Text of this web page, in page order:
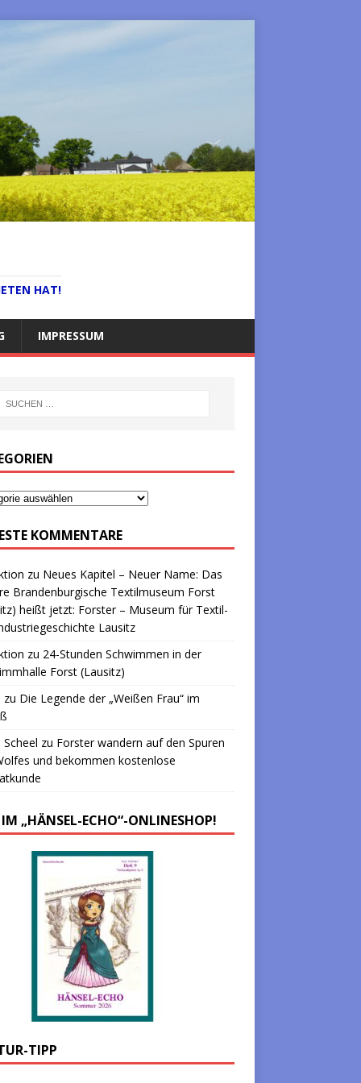
HAT!
IMPRESSUM
KOMMENTARE
zu Neues Kapitel – Neuer Name: Das
Brandenburgische Textilmuseum Forst
heißt jetzt: Forster – Museum für Textil-
Lausitz
zu 24-Stunden Schwimmen in der
Forst (Lausitz)
zu Die Legende der „Weißen Frau“ im
Scheel zu Forster wandern auf den Spuren
und bekommen kostenlose
„HÄNSEL-ECHO“-ONLINESHOP!
TIPP